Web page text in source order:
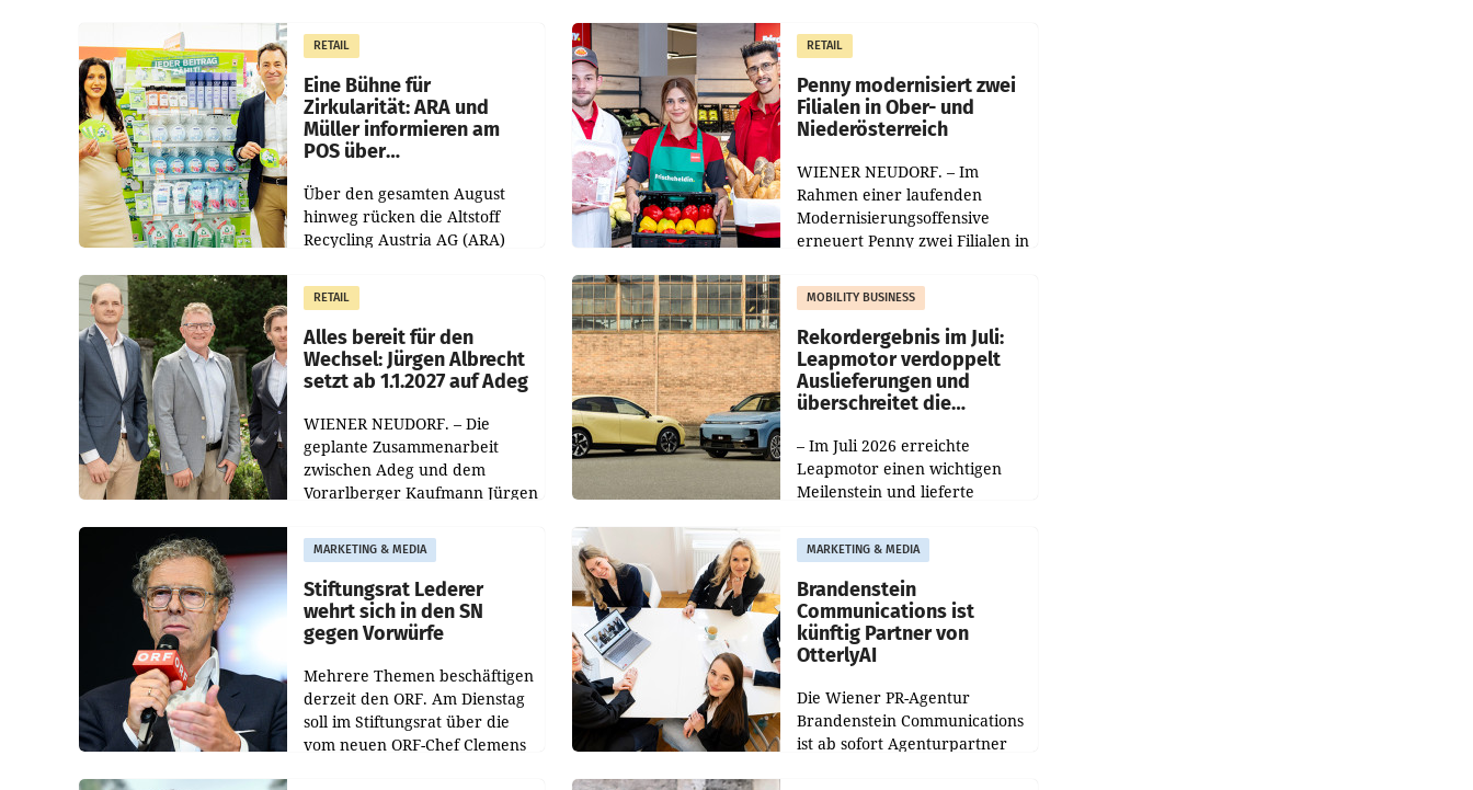
erwirtschaftet, was einem Plus
von 3,8 Prozent gegenüber
dem Vergleichszeitraum
gemacht und die
Markterwartung deutlich
übertroffen.
RETAIL
Eine Bühne für
Zirkularität: ARA und
Müller informieren am
POS über
Über den gesamten August
hinweg rücken die Altstoff
Recycling Austria AG (ARA)
Müller die Initiative „Kreislauf-
Helden“ in allen
österreichischen Müller-Filialen
RETAIL
Penny modernisiert zwei
Filialen in Ober- und
Niederösterreich
WIENER NEUDORF. – Im
Rahmen einer laufenden
Modernisierungsoffensive
erneuert Penny zwei Filialen in
Die beiden Standorte liegen in
Haag sowie im rund
RETAIL
Alles bereit für den
Wechsel: Jürgen Albrecht
setzt ab 1.1.2027 auf Adeg
WIENER NEUDORF. – Die
geplante Zusammenarbeit
zwischen Adeg und dem
Vorarlberger Kaufmann Jürgen
freigegeben: Die
Bundeswettbewerbsbehörde
und der Bundeskartellanwalt
MOBILITY BUSINESS
Rekordergebnis im Juli:
Leapmotor verdoppelt
Auslieferungen und
überschreitet die
– Im Juli 2026 erreichte
Leapmotor einen wichtigen
Meilenstein und lieferte
aus, womit sich das Ergebnis
gegenüber Juli 2025 mehr als
verdoppelte (+102
MARKETING & MEDIA
Stiftungsrat Lederer
wehrt sich in den SN
gegen Vorwürfe
Mehrere Themen beschäftigen
derzeit den ORF. Am Dienstag
soll im Stiftungsrat über die
vom neuen ORF-Chef Clemens
MARKETING & MEDIA
Brandenstein
Communications ist
künftig Partner von
OtterlyAI
Die Wiener PR-Agentur
Brandenstein Communications
ist ab sofort Agenturpartner